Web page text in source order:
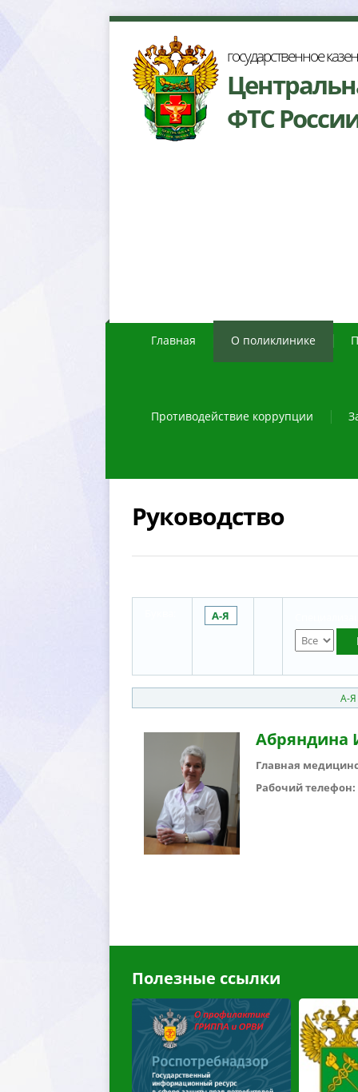
осударственное
ФТС
Главная О поликлинике
Противодействие коррупции
Руководство
А-Я
А-Я
Абряндина
Главная
Рабочий телефон:
Полезные ссылки